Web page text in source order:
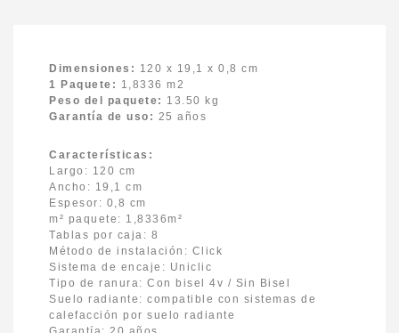
Dimensiones: 120 x 19,1 x 0,8 cm
1 Paquete: 1,8336 m2
Peso del paquete: 13.50 kg
Garantía de uso: 25 años
Características:
Largo: 120 cm
Ancho: 19,1 cm
Espesor: 0,8 cm
m² paquete: 1,8336m²
Tablas por caja: 8
Método de instalación: Click
Sistema de encaje: Uniclic
Tipo de ranura: Con bisel 4v / Sin Bisel
Suelo radiante: compatible con sistemas de
calefacción por suelo radiante